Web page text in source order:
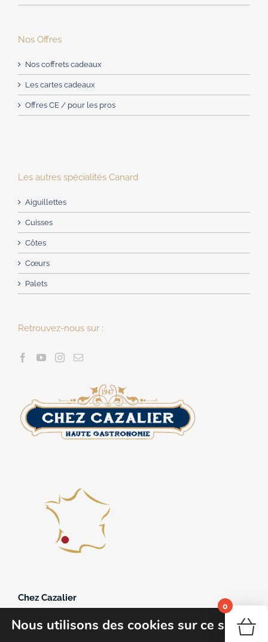
Nos Offres
Nos coffrets cadeaux
Les cartes cadeaux
Offres CE / pour les pros
Les autres spécialités Canard
Aiguillettes
Cuisses
Côtes
Cœurs
Palets
Retrouvez-nous sur :
Chez Cazalier
40250 Souprosse
Nous utilisons des cookies sur ce site
0